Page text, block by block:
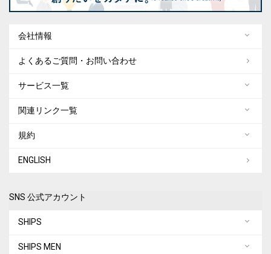
会社情報
よくあるご質問・お問い合わせ
サービス一覧
関連リンク一覧
規約
ENGLISH
SNS 公式アカウント
SHIPS
SHIPS MEN